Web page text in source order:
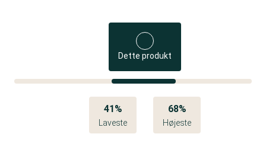
Dette produkt
41%
Laveste
68%
Højeste